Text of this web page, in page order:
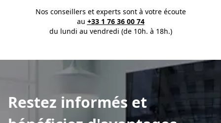
Nos conseillers et experts sont à votre écoute
au +33 1 76 36 00 74
du lundi au vendredi (de 10h. à 18h.)
Restez informés et